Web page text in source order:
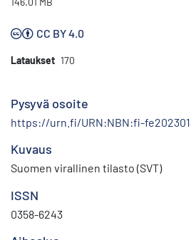
CC BY 4.0
Lataukset 170
Pysyvä osoite
https://urn.fi/URN:NBN:fi-
Kuvaus
Suomen virallinen tilasto (SVT)
ISSN
0358-6243